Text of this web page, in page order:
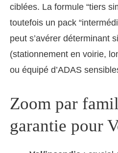
ciblées. La formule “tiers
toutefois un pack
peut s’avérer déterminant
(stationnement en voirie,
ou équipé d’ADAS
Zoom par
garantie pour